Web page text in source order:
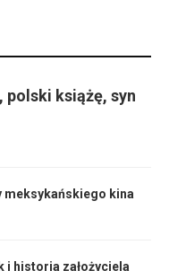
książę, syn
meksykańskiego kina
i historia założyciela